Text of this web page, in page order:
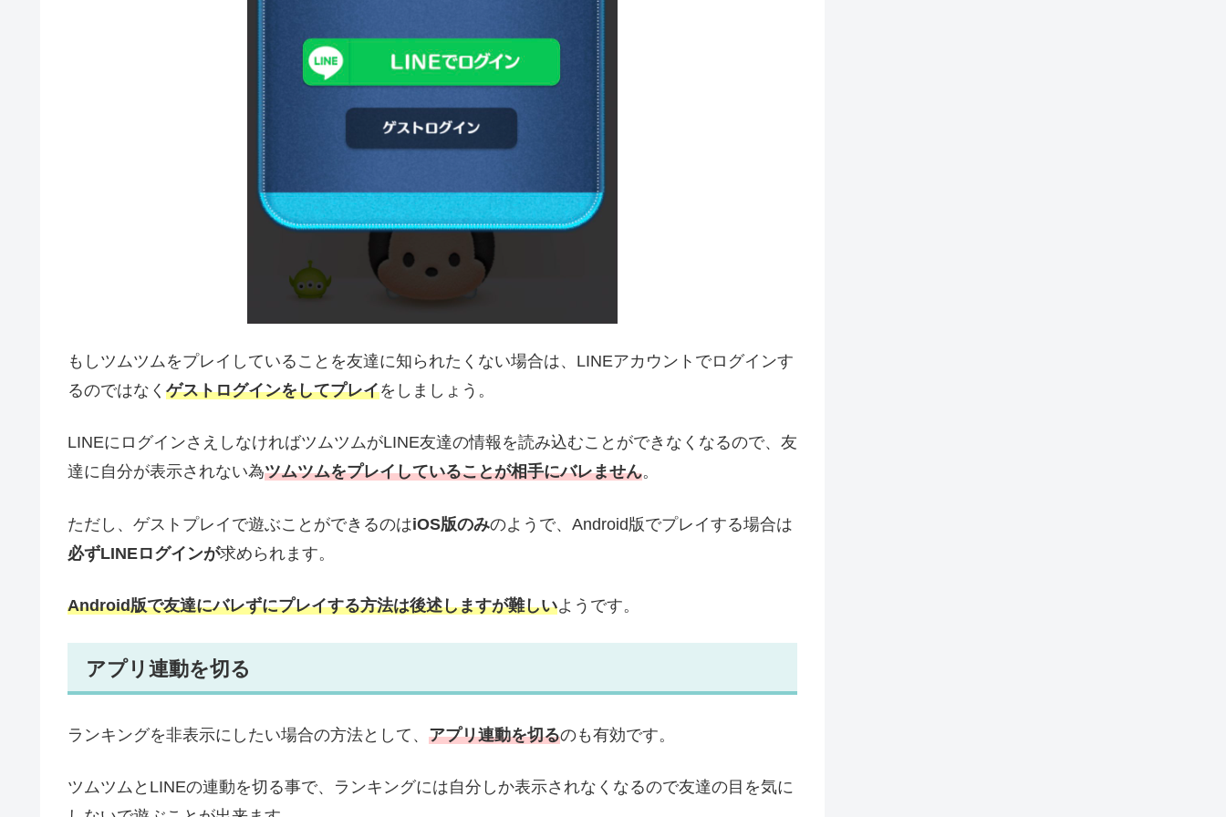
もしツムツムをプレイしていることを友達に知られたくない場合は、LINEアカウントでログインす
るのではなく ゲストログインをしてプレイをしましょう。
LINEにログインさえしなければツムツムがLINE友達の情報を読み込むことができなくなるので、友
達に自分が表示されない為ツムツムをプレイしていることが相手にバレません。
ただし、ゲストプレイで遊ぶことができるのはiOS版のみのようで、Android版でプレイする場合は
必ずLINEログインが求められます。
Android版で友達にバレずにプレイする方法は後述しますが難しいようです。
アプリ連動を切る
ランキングを非表示にしたい場合の方法として、 アプリ連動を切るのも有効です。
ツムツムとLINEの連動を切る事で、ランキングには自分しか表示されなくなるので友達の目を気に